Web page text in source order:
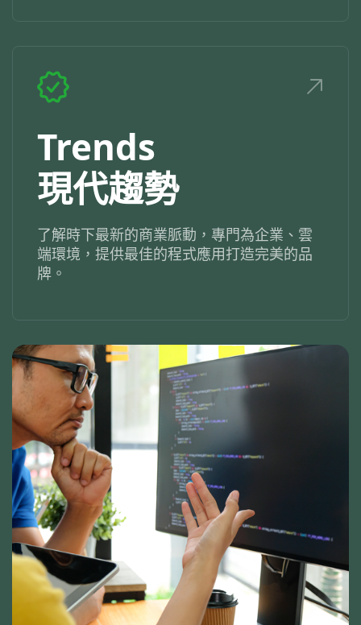
Trends
現代趨勢
了解時下最新的商業脈動，專門為企業、雲
端環境，提供最佳的程式應用打造完美的品
牌。